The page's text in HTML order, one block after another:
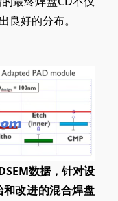
良好的分布。
数据，针对设
改进的混合焊盘